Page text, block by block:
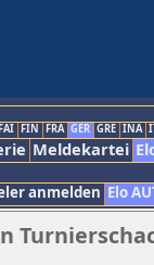
FIN FRA GER GRE INA
Meldekartei
anmelden Elo